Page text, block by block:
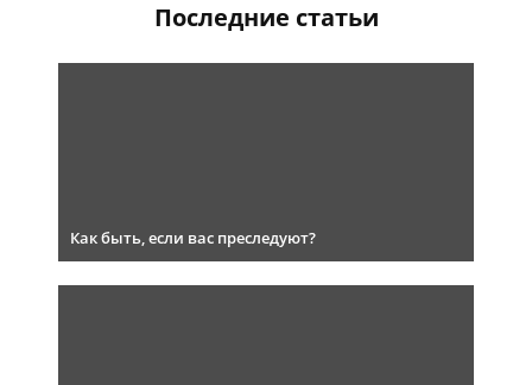
Последние статьи
Как быть, если вас преследуют?